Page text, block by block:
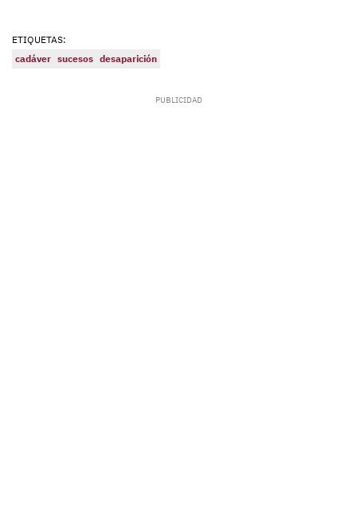
ETIQUETAS:
cadáver sucesos desaparición